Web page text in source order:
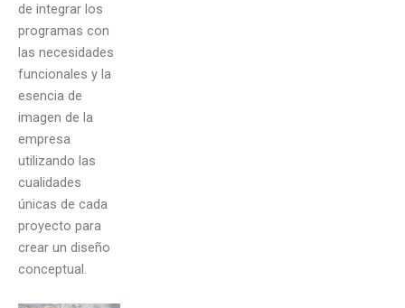
de integrar los
programas con
las necesidades
funcionales y la
esencia de
imagen de la
empresa
utilizando las
cualidades
únicas de cada
proyecto para
crear un diseño
conceptual.